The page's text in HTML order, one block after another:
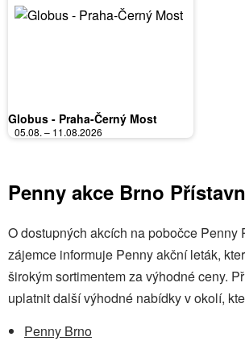
Globus - Praha-Černý Most
05.08. – 11.08.2026
Penny akce Brno
O dostupných akcích na pobočce Penny
zájemce informuje Penny akční leták,
širokým sortimentem za výhodné ceny.
uplatnit další výhodné nabídky v okolí,
Penny Brno